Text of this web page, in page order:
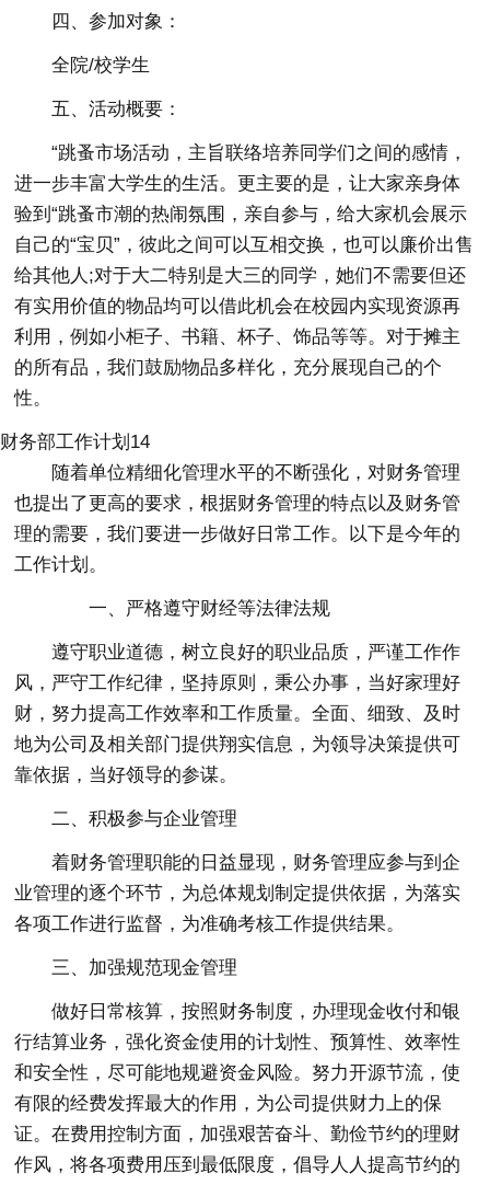
四、参加对象：
全院/校学生
五、活动概要：
“跳蚤市场活动，主旨联络培养同学们之间的感情，
进一步丰富大学生的生活。更主要的是，让大家亲身体
验到“跳蚤市潮的热闹氛围，亲自参与，给大家机会展示
自己的“宝贝”，彼此之间可以互相交换，也可以廉价出售
给其他人;对于大二特别是大三的同学，她们不需要但还
有实用价值的物品均可以借此机会在校园内实现资源再
利用，例如小柜子、书籍、杯子、饰品等等。对于摊主
的所有品，我们鼓励物品多样化，充分展现自己的个
性。
财务部工作计划14
随着单位精细化管理水平的不断强化，对财务管理
也提出了更高的要求，根据财务管理的特点以及财务管
理的需要，我们要进一步做好日常工作。以下是今年的
工作计划。
一、严格遵守财经等法律法规
遵守职业道德，树立良好的职业品质，严谨工作作
风，严守工作纪律，坚持原则，秉公办事，当好家理好
财，努力提高工作效率和工作质量。全面、细致、及时
地为公司及相关部门提供翔实信息，为领导决策提供可
靠依据，当好领导的参谋。
二、积极参与企业管理
着财务管理职能的日益显现，财务管理应参与到企
业管理的逐个环节，为总体规划制定提供依据，为落实
各项工作进行监督，为准确考核工作提供结果。
三、加强规范现金管理
做好日常核算，按照财务制度，办理现金收付和银
行结算业务，强化资金使用的计划性、预算性、效率性
和安全性，尽可能地规避资金风险。努力开源节流，使
有限的经费发挥最大的作用，为公司提供财力上的保
证。在费用控制方面，加强艰苦奋斗、勤俭节约的理财
作风，将各项费用压到最低限度，倡导人人提高节约的